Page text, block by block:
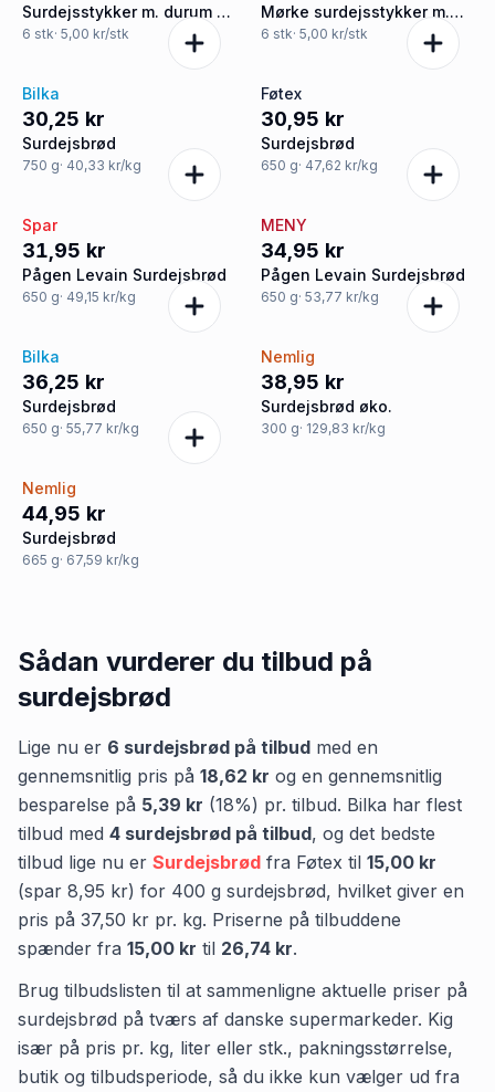
Surdejsstykker m. durum 6
stk
6 stk· 5,00 kr/stk
Mørke surdejsstykker m.
spelt 6 stk.
6 stk· 5,00 kr/stk
Bilka
30,25 kr
Surdejsbrød
750 g· 40,33 kr/kg
Føtex
30,95 kr
Surdejsbrød
650 g· 47,62 kr/kg
Spar
31,95 kr
Pågen Levain Surdejsbrød
650 g· 49,15 kr/kg
MENY
34,95 kr
Pågen Levain Surdejsbrød
650 g· 53,77 kr/kg
Bilka
36,25 kr
Surdejsbrød
650 g· 55,77 kr/kg
Nemlig
38,95 kr
Surdejsbrød øko.
300 g· 129,83 kr/kg
Nemlig
44,95 kr
Surdejsbrød
665 g· 67,59 kr/kg
Sådan vurderer du tilbud på
surdejsbrød
Lige nu er 6 surdejsbrød på tilbud med en
gennemsnitlig pris på 18,62 kr og en gennemsnitlig
besparelse på 5,39 kr (18%) pr. tilbud. Bilka har flest
tilbud med 4 surdejsbrød på tilbud, og det bedste
tilbud lige nu er Surdejsbrød fra Føtex til 15,00 kr
(spar 8,95 kr) for 400 g surdejsbrød, hvilket giver en
pris på 37,50 kr pr. kg. Priserne på tilbuddene
spænder fra 15,00 kr til 26,74 kr.
Brug tilbudslisten til at sammenligne aktuelle priser på
surdejsbrød på tværs af danske supermarkeder. Kig
især på pris pr. kg, liter eller stk., pakningsstørrelse,
butik og tilbudsperiode, så du ikke kun vælger ud fra